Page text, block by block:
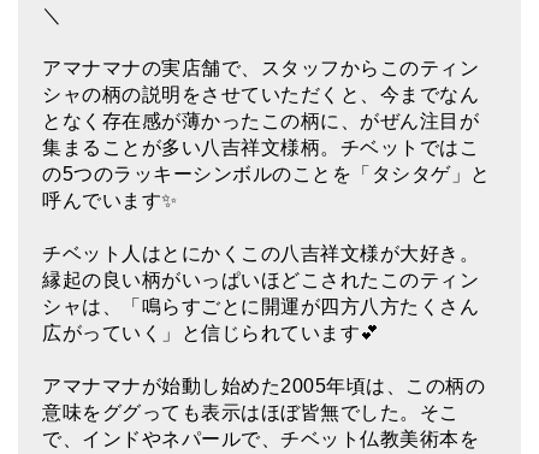
アマナマナのティンシャ
プレミアム・ティンシャ（L・M）
ベーシック・ティンシャ（4種）
チベット・真マントラ香
お香定期購入（ラクとくサブスク）
ベル＆ドルジェ
＼
アマナマナの実店舗で、スタッフからこのティン
シャの柄の説明をさせていただくと、今までなん
となく存在感が薄かったこの柄に、がぜん注目が
集まることが多い八吉祥文様柄。チベットではこ
の5つのラッキーシンボルのことを「タシタゲ」と
呼んでいます✨
チベット人はとにかくこの八吉祥文様が大好き。
縁起の良い柄がいっぱいほどこされたこのティン
シャは、「鳴らすごとに開運が四方八方たくさん
広がっていく」と信じられています💕
アマナマナが始動し始めた2005年頃は、この柄の
意味をググっても表示はほぼ皆無でした。そこ
で、インドやネパールで、チベット仏教美術本を